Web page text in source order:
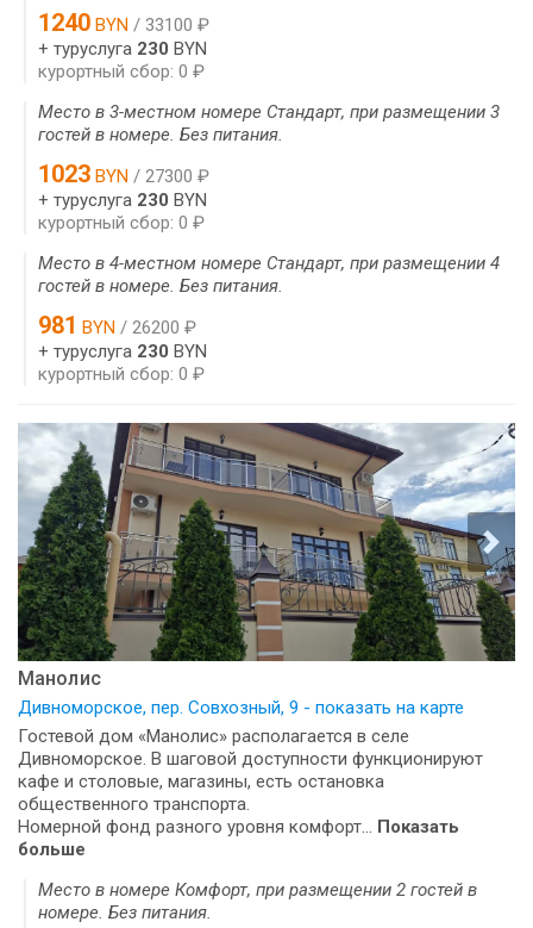
1240 BYN / 33100 ₽
+ туруслуга 230 BYN
курортный сбор: 0 ₽
Место в 3-местном номере Стандарт, при размещении 3
гостей в номере. Без питания.
1023 BYN / 27300 ₽
+ туруслуга 230 BYN
курортный сбор: 0 ₽
Место в 4-местном номере Стандарт, при размещении 4
гостей в номере. Без питания.
981 BYN / 26200 ₽
+ туруслуга 230 BYN
курортный сбор: 0 ₽
Манолис
Дивноморское, пер. Совхозный, 9 - показать на карте
Гостевой дом «Манолис» располагается в селе
Дивноморское. В шаговой доступности функционируют
кафе и столовые, магазины, есть остановка
общественного транспорта.
Номерной фонд разного уровня комфорт... Показать
больше
Место в номере Комфорт, при размещении 2 гостей в
номере. Без питания.